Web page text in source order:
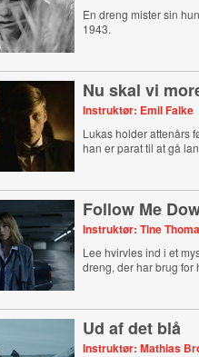
En dreng mister sin
1943.
Nu skal vi
Instruktør: Emil Falke
Lukas holder attenårs
han er parat til at gå
Follow Me
Instruktør: Tine
Lee hvirvles ind i et
dreng, der har brug
Ud af det blå
Instruktør: Mathias